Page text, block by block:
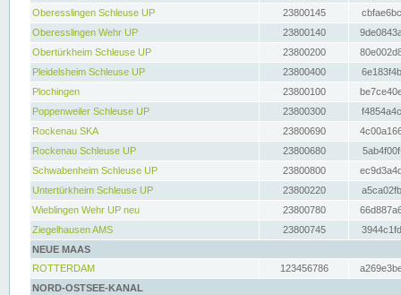
Oberesslingen Schleuse UP
23800145
Oberesslingen Wehr UP
23800140
Obertürkheim Schleuse UP
23800200
Pleidelsheim Schleuse UP
23800400
Plochingen
23800100
Poppenweiler Schleuse UP
23800300
Rockenau SKA
23800690
Rockenau Schleuse UP
23800680
Schwabenheim Schleuse UP
23800800
Untertürkheim Schleuse UP
23800220
Wieblingen Wehr UP neu
23800780
Ziegelhausen AMS
23800745
NEUE MAAS
ROTTERDAM
123456786
NORD-OSTSEE-KANAL